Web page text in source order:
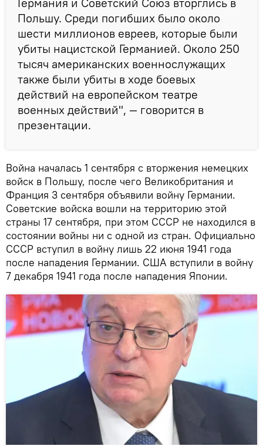
Польшу. Среди погибших было около
шести миллионов евреев, которые были
убиты нацистской Германией. Около 250
тысяч американских военнослужащих
также были убиты в ходе боевых
действий на европейском театре
военных действий", — говорится в
презентации.
Война началась 1 сентября с вторжения немецких
войск в Польшу, после чего Великобритания и
Франция 3 сентября объявили войну Германии.
Советские войска вошли на территорию этой
страны 17 сентября, при этом СССР не находился в
состоянии войны ни с одной из стран. Официально
СССР вступил в войну лишь 22 июня 1941 года
после нападения Германии. США вступили в войну
7 декабря 1941 года после нападения Японии.